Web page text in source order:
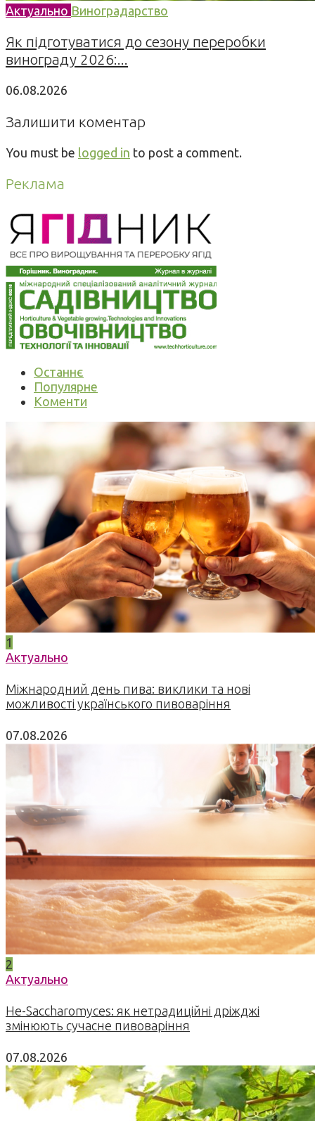
Актуально Виноградарство
Як підготуватися до сезону переробки
винограду 2026:...
06.08.2026
Залишити коментар
You must be logged in to post a comment.
Реклама
Останнє
Популярне
Коменти
1
Актуально
Міжнародний день пива: виклики та нові
можливості українського пивоваріння
07.08.2026
2
Актуально
Не-Saccharomyces: як нетрадиційні дріжджі
змінюють сучасне пивоваріння
07.08.2026